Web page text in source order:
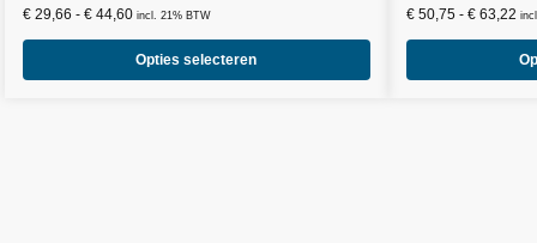
€29,66 - €44,60 incl. 21% BTW
Opties selecteren
€50,75 - €63,22